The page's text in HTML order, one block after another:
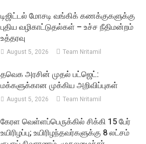
டிஜிட்டல் மோசடி வங்கிக் கணக்குகளுக்கு
புதிய வழிகாட்டுதல்கள் – உச்ச நீதிமன்றம்
உத்தரவு
August 5, 2026 Team Nritamil
தவெக அரசின் முதல் பட்ஜெட்:
மக்களுக்கான முக்கிய அறிவிப்புகள்
August 5, 2026 Team Nritamil
கேரள வெள்ளப்பெருக்கில் சிக்கி 15 பேர்
உயிரிழப்பு; உயிரிழந்தவர்களுக்கு 8 லட்சம்